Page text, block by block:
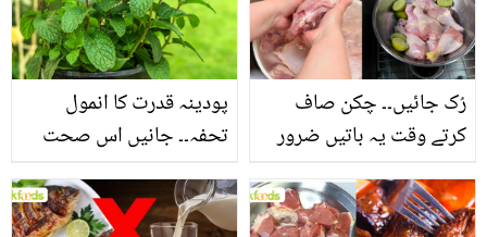
فائدے
پودینہ قدرت کا انمول
تحفہ۔۔ جانیں اس صحت
انگیز طبی فوائد
رُک جائیں۔۔ چکن صاف
کرتے وقت یہ باتیں ضرور